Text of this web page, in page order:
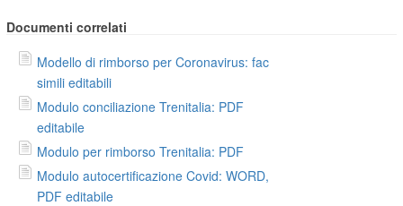
Documenti correlati
Modello di rimborso per Coronavirus: fac
simili editabili
Modulo conciliazione Trenitalia: PDF
editabile
Modulo per rimborso Trenitalia: PDF
Modulo autocertificazione Covid: WORD,
PDF editabile